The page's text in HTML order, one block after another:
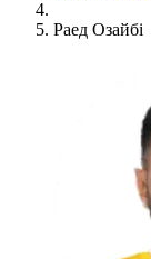
Раед Озайбі